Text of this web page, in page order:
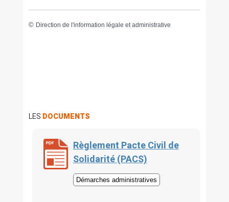
© Direction de l'information légale et administrative
LES DOCUMENTS
Règlement Pacte Civil de
Solidarité (PACS)
Démarches administratives